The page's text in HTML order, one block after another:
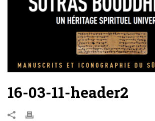
16-03-11-header2